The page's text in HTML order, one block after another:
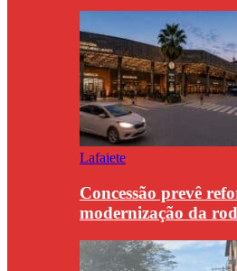
Lafaiete
Concessão prevê
modernização da